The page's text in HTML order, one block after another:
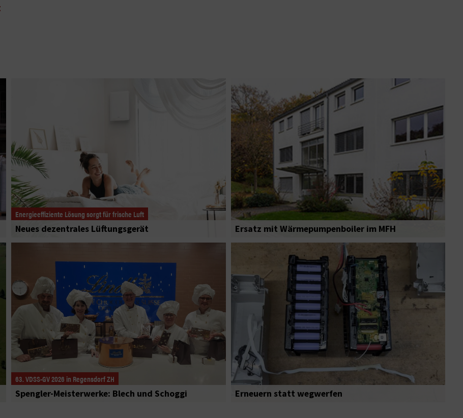
Energieeffiziente Lösung sorgt für frische Luft
Neues dezentrales Lüftungsgerät Ersatz mit Wärmepumpenboiler im MFH
63. VDSS-GV 2026 in Regensdorf ZH
Spengler-Meisterwerke: Blech und Schoggi Erneuern statt wegwerfen